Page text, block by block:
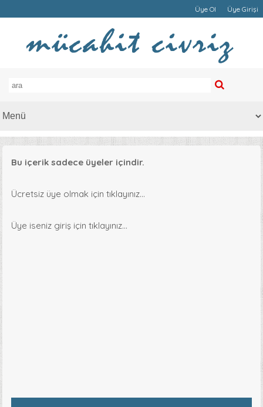
Üye Ol Üye Girişi
Bu içerik sadece üyeler içindir.
Ücretsiz üye olmak için tıklayınız...
Üye iseniz giriş için tıklayınız...